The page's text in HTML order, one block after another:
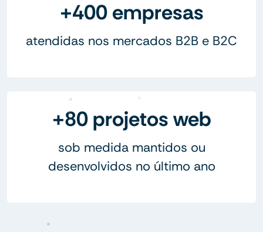
+400 empresas
atendidas nos mercados B2B e B2C
+80 projetos web
sob medida mantidos ou
desenvolvidos no último ano